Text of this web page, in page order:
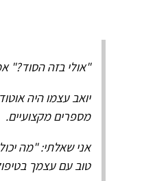
"אולי בזה הסוד?"
יואב עצמו היה
מספרים מקצועיים.
אני שאלתי: "מה
טוב עם עצמך